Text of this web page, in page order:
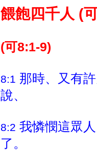
餵飽四千人 (
(可8:1-9)
8:1 那時、又有
說、
8:2 我憐憫這眾
了。